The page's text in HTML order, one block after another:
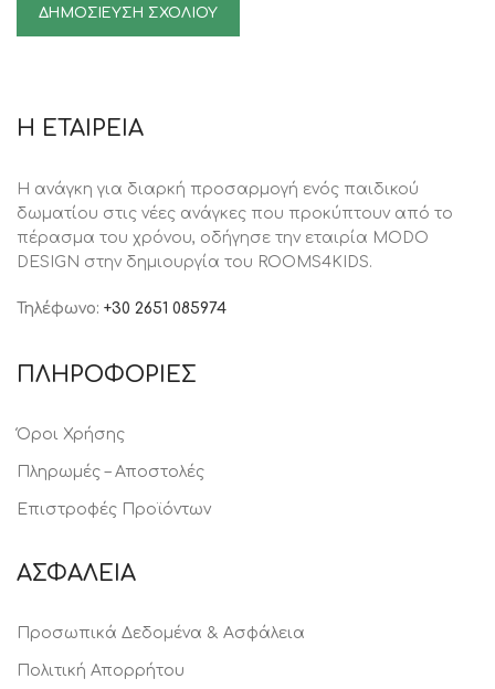
Η ΕΤΑΙΡΕΙΑ
Η ανάγκη για διαρκή προσαρμογή ενός παιδικού
δωματίου στις νέες ανάγκες που προκύπτουν από το
πέρασμα του χρόνου, oδήγησε την εταιρία MODO
DESIGN στην δημιουργία του ROOMS4KIDS.
Τηλέφωνο: +30 2651 085974
ΠΛΗΡΟΦΟΡΙΕΣ
Όροι Χρήσης
Πληρωμές – Αποστολές
Επιστροφές Προϊόντων
ΑΣΦΑΛΕΙΑ
Προσωπικά Δεδομένα & Ασφάλεια
Πολιτική Απορρήτου